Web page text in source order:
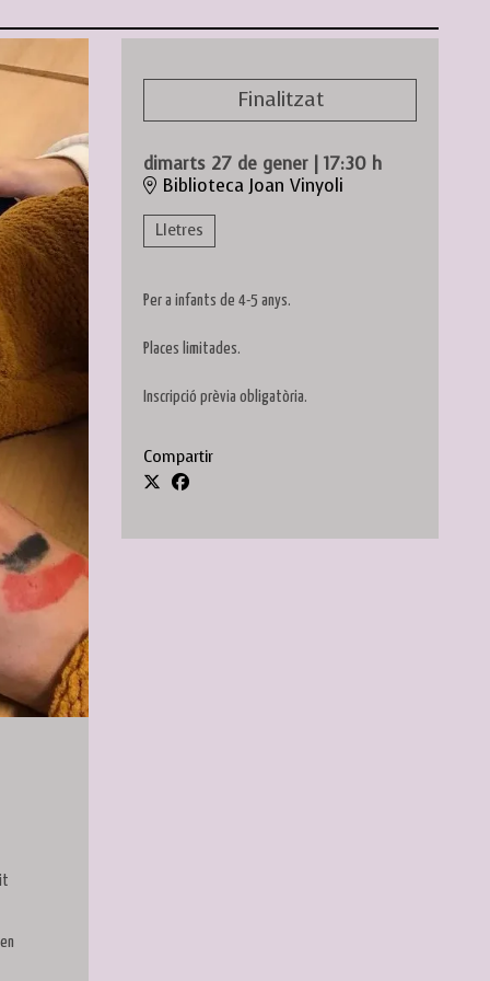
Finalitzat
dimarts 27 de gener | 17:30 h
Biblioteca Joan Vinyoli
Lletres
Per a infants de 4-5 anys.
Places limitades.
Inscripció prèvia obligatòria.
Compartir